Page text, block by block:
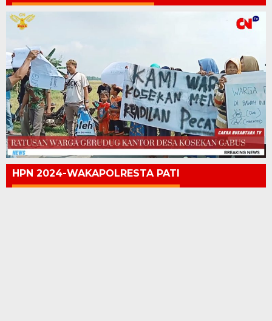
HPN 2024-WAKAPOLRESTA PATI